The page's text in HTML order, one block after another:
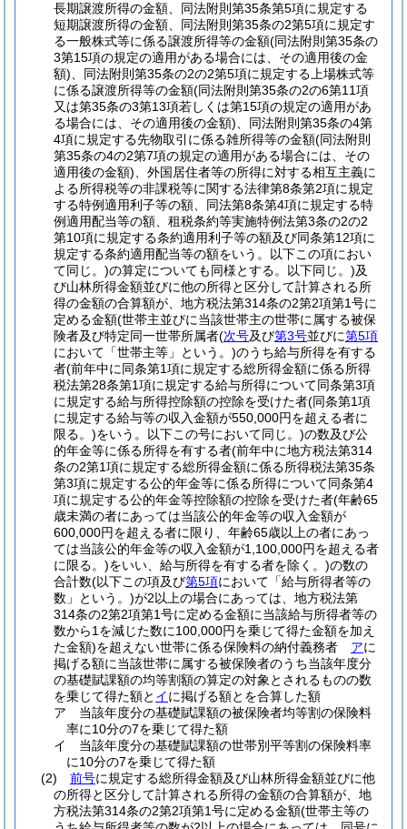
長期譲渡所得の金額、同法附則第35条第5項に規定する
短期譲渡所得の金額、同法附則第35条の2第5項に規定す
る一般株式等に係る譲渡所得等の金額(同法附則第35条の
3第15項の規定の適用がある場合には、その適用後の金
額) 、同法附則第35条の2の2第5項に規定する上場株式等
に係る譲渡所得等の金額(同法附則第35条の2の6第11項
又は第35条の3第13項若しくは第15項の規定の適用があ
る場合には、その適用後の金額) 、同法附則第35条の4第
4項に規定する先物取引に係る雑所得等の金額(同法附則
第35条の4の2第7項の規定の適用がある場合には、その
適用後の金額) 、外国居住者等の所得に対する相互主義に
よる所得税等の非課税等に関する法律第8条第2項に規定
する特例適用利子等の額、同法第8条第4項に規定する特
例適用配当等の額、租税条約等実施特例法第3条の2の2
第10項に規定する条約適用利子等の額及び同条第12項に
規定する条約適用配当等の額をいう。以下この項におい
て同じ。)の算定についても同様とする。以下同じ。)及
び山林所得金額並びに他の所得と区分して計算される所
得の金額の合算額が、地方税法第314条の2第2項第1号に
定める金額(世帯主並びに当該世帯主の世帯に属する被保
険者及び特定同一世帯所属者(次号及び第3号並びに第5項
において「世帯主等」という。)のうち給与所得を有する
者(前年中に同条第1項に規定する総所得金額に係る所得
税法第28条第1項に規定する給与所得について同条第3項
に規定する給与所得控除額の控除を受けた者(同条第1項
に規定する給与等の収入金額が550,000円を超える者に
限る。)をいう。以下この号において同じ。)の数及び公
的年金等に係る所得を有する者(前年中に地方税法第314
条の2第1項に規定する総所得金額に係る所得税法第35条
第3項に規定する公的年金等に係る所得について同条第4
項に規定する公的年金等控除額の控除を受けた者(年齢65
歳未満の者にあっては当該公的年金等の収入金額が
600,000円を超える者に限り、年齢65歳以上の者にあっ
ては当該公的年金等の収入金額が1,100,000円を超える者
に限る。)をいい、給与所得を有する者を除く。)の数の
合計数(以下この項及び第5項において「給与所得者等の
数」という。)が2以上の場合にあっては、地方税法第
314条の2第2項第1号に定める金額に当該給与所得者等の
数から1を減じた数に100,000円を乗じて得た金額を加え
た金額)を超えない世帯に係る保険料の納付義務者 アに
掲げる額に当該世帯に属する被保険者のうち当該年度分
の基礎賦課額の均等割額の算定の対象とされるものの数
を乗じて得た額と イに掲げる額とを合算した額
ア
当該年度分の基礎賦課額の被保険者均等割の保険料
率に10分の7を乗じて得た額
イ
当該年度分の基礎賦課額の世帯別平等割の保険料率
に10分の7を乗じて得た額
(2)
前号に規定する総所得金額及び山林所得金額並びに他
の所得と区分して計算される所得の金額の合算額が、地
方税法第314条の2第2項第1号に定める金額(世帯主等の